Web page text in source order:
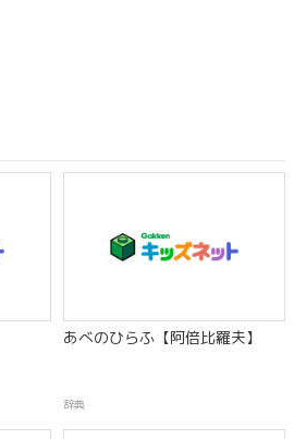
あべのひらふ【阿倍比羅夫】
辞典